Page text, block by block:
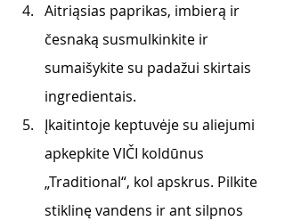
Aitriąsias paprikas, imbierą ir
česnaką susmulkinkite ir
sumaišykite su padažui skirtais
ingredientais.
Įkaitintoje keptuvėje su aliejumi
apkepkite VIČI koldūnus
„Traditional“, kol apskrus. Pilkite
stiklinę vandens ir ant silpnos